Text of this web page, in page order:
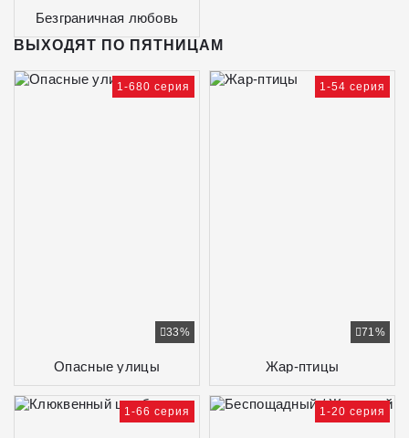
Безграничная любовь
ВЫХОДЯТ ПО ПЯТНИЦАМ
Опасные улицы
33%
1-680 серия
Жар-птицы
71%
1-54 серия
1-66 серия 1-20 серия